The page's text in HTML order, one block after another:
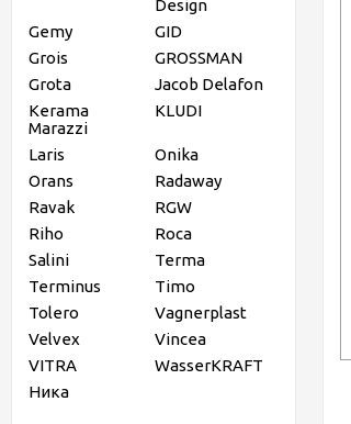
Design
Gemy
GID
Grois
GROSSMAN
Grota
Jacob Delafon
Kerama
Marazzi
KLUDI
Laris
Onika
Orans
Radaway
Ravak
RGW
Riho
Roca
Salini
Terma
Terminus
Timo
Tolero
Vagnerplast
Velvex
Vincea
VITRA
WasserKRAFT
Ника